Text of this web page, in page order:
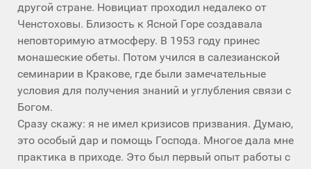
другой стране. Новициат проходил недалеко от
Ченстоховы. Близость к Ясной Горе создавала
неповторимую атмосферу. В 1953 году принес
монашеские обеты. Потом учился в салезианской
семинарии в Кракове, где были замечательные
условия для получения знаний и углубления связи с
Богом.
Сразу скажу: я не имел кризисов призвания. Думаю,
это особый дар и помощь Господа. Многое дала мне
практика в приходе. Это был первый опыт работы с